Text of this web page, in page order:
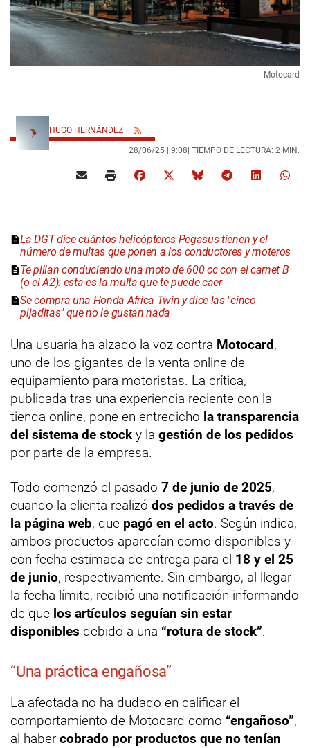
Motocard
HUGO HERNÁNDEZ
28/06/25 | 9:08 | TIEMPO DE LECTURA: 2 MIN.
La DGT dice cuántos helicópteros Pegasus tienen y el
número de multas que ponen a los conductores y moteros
Te pillan conduciendo una moto de 600 cc con el carnet B
(o el A2): esta es la multa que te puede caer
Se compra una Honda Africa Twin y dice las "cinco
pijaditas" que no le gustan nada
Una usuaria ha alzado la voz contra Motocard,
uno de los gigantes de la venta online de
equipamiento para motoristas. La crítica,
publicada tras una experiencia reciente con la
tienda online, pone en entredicho la transparencia
del sistema de stock y la gestión de los pedidos
por parte de la empresa.
Todo comenzó el pasado 7 de junio de 2025,
cuando la clienta realizó dos pedidos a través de
la página web, que pagó en el acto. Según indica,
ambos productos aparecían como disponibles y
con fecha estimada de entrega para el 18 y el 25
de junio, respectivamente. Sin embargo, al llegar
la fecha límite, recibió una notificación informando
de que los artículos seguían sin estar
disponibles debido a una “rotura de stock”.
“Una práctica engañosa”
La afectada no ha dudado en calificar el
comportamiento de Motocard como “engañoso”,
al haber cobrado por productos que no tenían